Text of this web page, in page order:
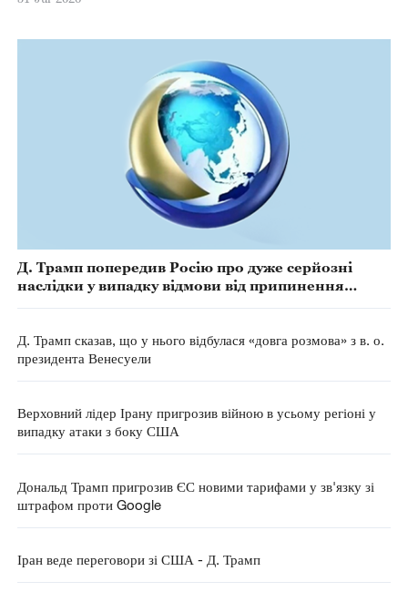
Д. Трамп попередив Росію про дуже серйозні
наслідки у випадку відмови від припинення
Д. Трамп сказав, що у нього відбулася «довга розмова» з в. о.
президента Венесуели
Верховний лідер Ірану пригрозив війною в усьому регіоні у
випадку атаки з боку США
Дональд Трамп пригрозив ЄС новими тарифами у зв'язку зі
штрафом проти Google
Іран веде переговори зі США - Д. Трамп